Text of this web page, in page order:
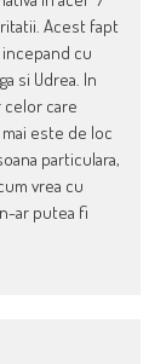
Acest fapt
cu
si Udrea. In
celor care
este de loc
particulara,
vrea cu
ar putea fi